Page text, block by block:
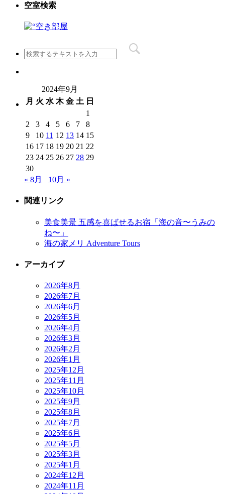
空室検索
2024年9月
月 火 水 木 金 土 日
1
2
3 4 5 6 7
8
9
10 11 12 13 14 15
16 17 18 19 20 21 22
23 24 25 26 27 28 29
30
« 8月
10月 »
関連リンク
美食美景 五感を喜ばせるお宿「海の音〜うみの
ね〜」
海の家メリ Adventure Tours
アーカイブ
2026年8月
2026年7月
2026年6月
2026年5月
2026年4月
2026年3月
2026年2月
2026年1月
2025年12月
2025年11月
2025年10月
2025年9月
2025年8月
2025年7月
2025年6月
2025年5月
2025年3月
2025年1月
2024年12月
2024年11月